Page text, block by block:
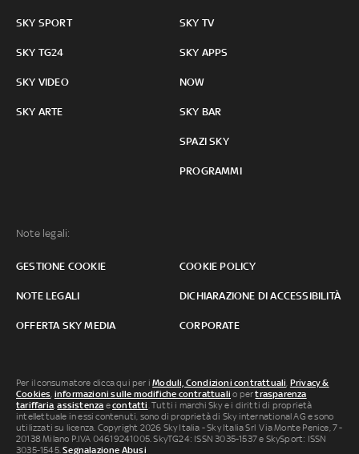
SKY SPORT
SKY TG24
SKY VIDEO
SKY ARTE
SKY TV
SKY APPS
NOW
SKY BAR
SPAZI SKY
PROGRAMMI
Note legali:
GESTIONE COOKIE COOKIE POLICY
NOTE LEGALI DICHIARAZIONE DI ACCESSIBILITÀ
OFFERTA SKY MEDIA CORPORATE
Per il consumatore clicca qui per iModuli, Condizioni contrattuali, Privacy &
Cookies, informazioni sulle modifiche contrattuali o pertrasparenza
tariffaria,assistenza econtatti. Tutti i marchi Sky e i diritti di proprietà
intellettuale in essi contenuti, sono di proprietà di Sky international AG e sono
utilizzati su licenza. Copyright 2026 Sky Italia - Sky Italia Srl Via Monte Penice, 7 -
20138 Milano P.IVA 04619241005. SkyTG24: ISSN 3035-1537 e SkySport: ISSN
3035-1545.Segnalazione Abusi